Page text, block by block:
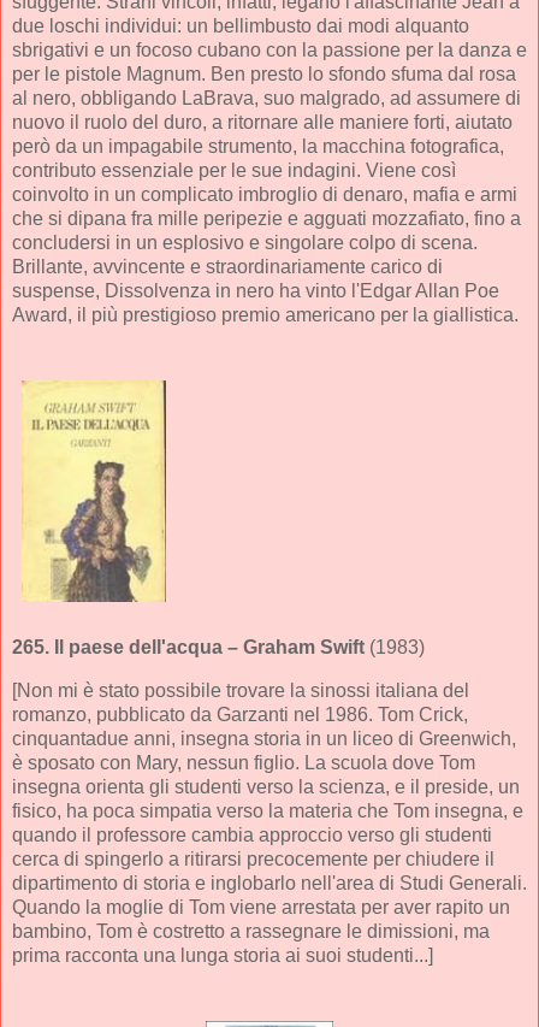
due loschi individui: un bellimbusto dai modi alquanto
sbrigativi e un focoso cubano con la passione per la danza e
per le pistole Magnum. Ben presto lo sfondo sfuma dal rosa
al nero, obbligando LaBrava, suo malgrado, ad assumere di
nuovo il ruolo del duro, a ritornare alle maniere forti, aiutato
però da un impagabile strumento, la macchina fotografica,
contributo essenziale per le sue indagini. Viene così
coinvolto in un complicato imbroglio di denaro, mafia e armi
che si dipana fra mille peripezie e agguati mozzafiato, fino a
concludersi in un esplosivo e singolare colpo di scena.
Brillante, avvincente e straordinariamente carico di
suspense, Dissolvenza in nero ha vinto l'Edgar Allan Poe
Award, il più prestigioso premio americano per la giallistica.
265. Il paese dell'acqua – Graham Swift (1983)
[Non mi è stato possibile trovare la sinossi italiana del
romanzo, pubblicato da Garzanti nel 1986. Tom Crick,
cinquantadue anni, insegna storia in un liceo di Greenwich,
è sposato con Mary, nessun figlio. La scuola dove Tom
insegna orienta gli studenti verso la scienza, e il preside, un
fisico, ha poca simpatia verso la materia che Tom insegna, e
quando il professore cambia approccio verso gli studenti
cerca di spingerlo a ritirarsi precocemente per chiudere il
dipartimento di storia e inglobarlo nell'area di Studi Generali.
Quando la moglie di Tom viene arrestata per aver rapito un
bambino, Tom è costretto a rassegnare le dimissioni, ma
prima racconta una lunga storia ai suoi studenti...]